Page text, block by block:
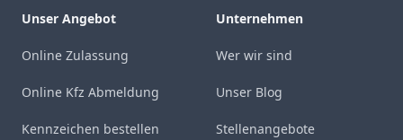
Unser Angebot
Online Zulassung
Online Kfz Abmeldung
Kennzeichen bestellen
Unternehmen
Wer wir sind
Unser Blog
Stellenangebote